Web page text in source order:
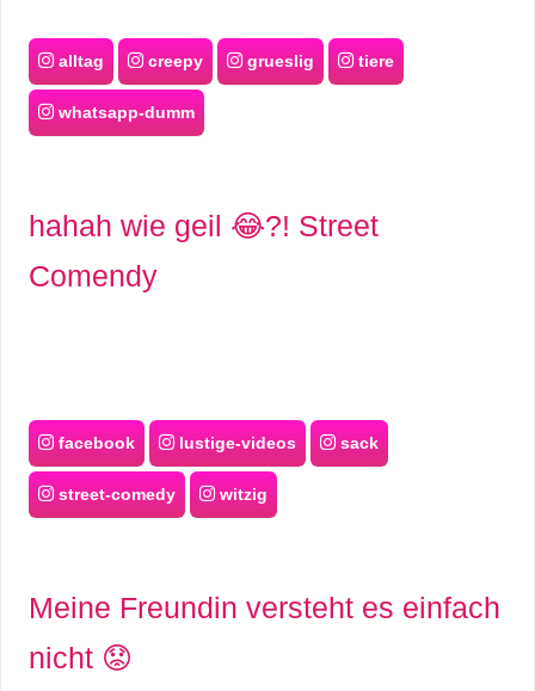
alltag creepy grueslig tiere
whatsapp-dumm
hahah wie geil 😂?! Street
Comendy
facebook lustige-videos sack
street-comedy witzig
Meine Freundin versteht es einfach
nicht 😟